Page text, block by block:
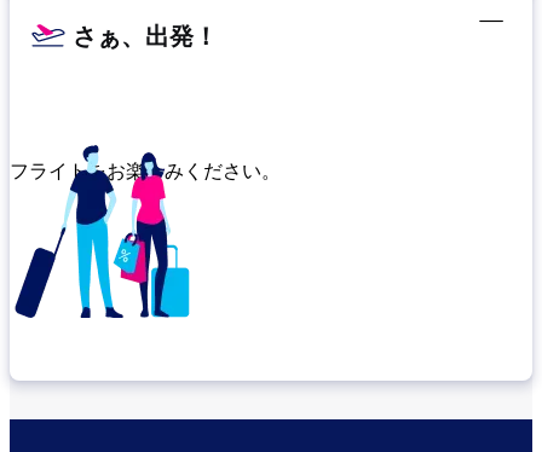
さぁ、出発！
フライトをお楽しみください。